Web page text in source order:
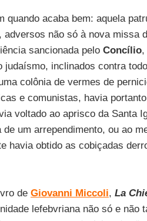
quando acaba bem: aquela
não só à nova missa
sancionada pelo Concílio,
judaísmo, inclinados contra
colônia de vermes de
e comunistas, havia
voltado ao aprisco da Santa
um arrependimento, ou ao
havia obtido as cobiçadas
de Giovanni Miccoli, La
lefebvriana não só e não